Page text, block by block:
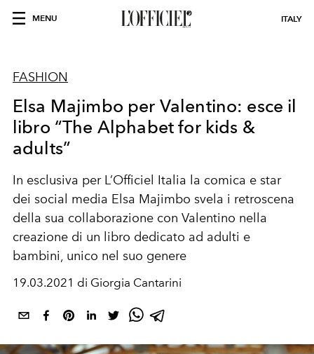
MENU ITALY
FASHION
Elsa Majimbo per Valentino: esce il
libro “The Alphabet for kids &
adults”
In esclusiva per L’Officiel Italia la comica e star
dei social media Elsa Majimbo svela i retroscena
della sua collaborazione con Valentino nella
creazione di un libro dedicato ad adulti e
bambini, unico nel suo genere
19.03.2021 di Giorgia Cantarini